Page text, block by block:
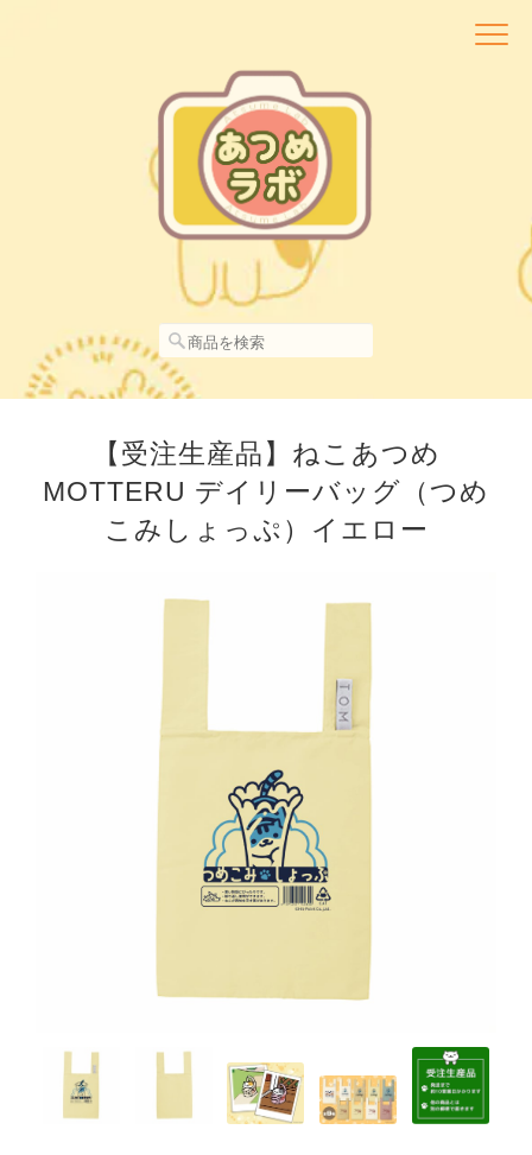
【受注生産品】ねこあつめ
MOTTERU デイリーバッグ（つめ
こみしょっぷ）イエロー